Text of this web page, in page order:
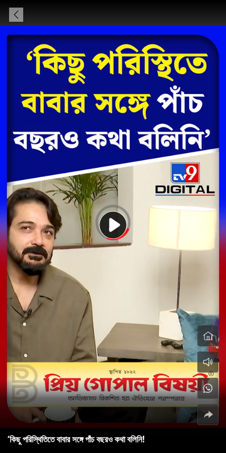
‘কিছু পরিস্থিতিতে বাবার সঙ্গে পাঁচ বছরও কথা বলিনি!